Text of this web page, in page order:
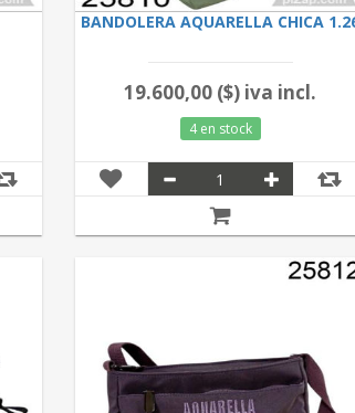
BANDOLERA AQUARELLA CHICA
19.600,00 ($) iva incl.
4 en stock